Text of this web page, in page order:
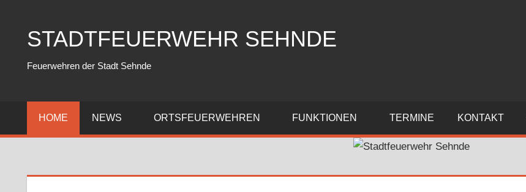
springenSTADTFEUERWEHR SEHNDE
Feuerwehren der Stadt Sehnde
HOME NEWS ORTSFEUERWEHREN FUNKTIONEN TERMINE KONTAKT